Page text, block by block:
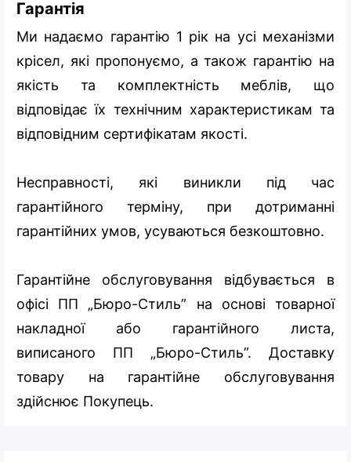
Гарантія
Ми надаємо гарантію 1 рік на усі механізми
крісел, які пропонуємо, а також гарантію на
якість та комплектність меблів, що
відповідає їх технічним характеристикам та
відповідним сертифікатам якості.
Несправності, які виникли під час
гарантійного терміну, при дотриманні
гарантійних умов, усуваються безкоштовно.
Гарантійне обслуговування відбувається в
офісі ПП „Бюро-Стиль” на основі товарної
накладної або гарантійного листа,
виписаного ПП „Бюро-Стиль”. Доставку
товару на гарантійне обслуговування
здійснює Покупець.